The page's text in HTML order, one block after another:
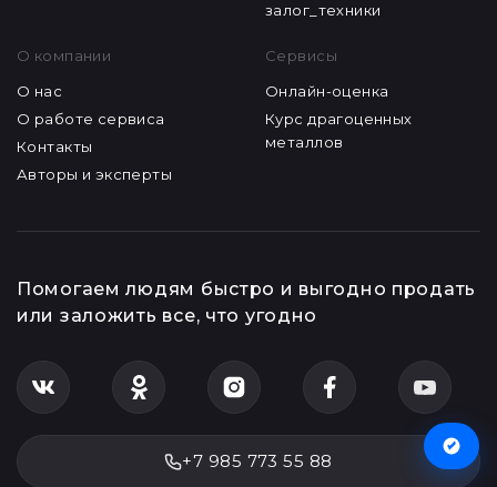
залог_техники
О компании
О нас
О работе сервиса
Контакты
Авторы и эксперты
Сервисы
Онлайн-оценка
Курс драгоценных
металлов
Помогаем людям быстро и выгодно продать
или заложить все, что угодно
+7 985 773 55 88